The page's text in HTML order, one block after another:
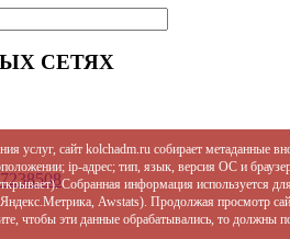
СЕТЯХ
услуг, сайт kolchadm.ru собирает
ip-адрес; тип, язык, версия ОС и
Собранная информация используется
Яндекс.Метрика, Awstats). Продолжая просмотр
чтобы эти данные обрабатывались, то должны